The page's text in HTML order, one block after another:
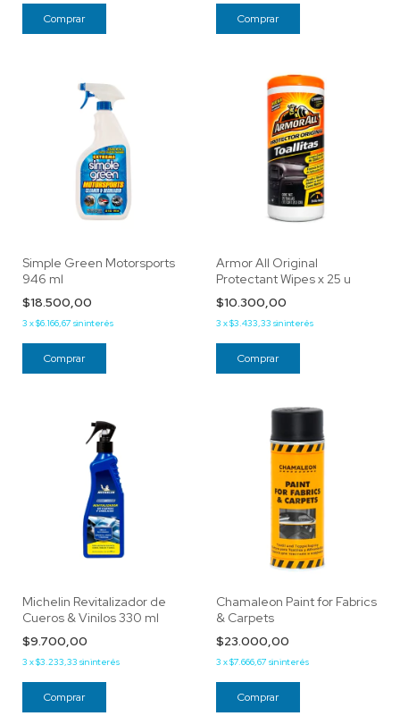
Simple Green Motorsports
946 ml
$18.500,00
3 x$6.166,67 sin interés
Armor All Original
Protectant Wipes x 25 u
$10.300,00
3 x$3.433,33 sin interés
Michelin Revitalizador de
Cueros & Vinilos 330 ml
$9.700,00
3 x$3.233,33 sin interés
Chamaleon Paint for Fabrics
& Carpets
$23.000,00
3 x$7.666,67 sin interés